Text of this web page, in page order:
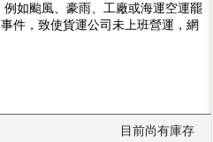
如颱風、豪雨、工廠或海運空運罷
件，致使貨運公司未上班營運，網
目前尚有庫存